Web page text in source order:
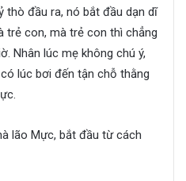
thò đầu ra, nó bắt đầu dạn dĩ
trẻ con, mà trẻ con thì chẳng
Nhân lúc mẹ không chú ý,
lúc bơi đến tận chỗ thằng
lão Mực, bắt đầu từ cách